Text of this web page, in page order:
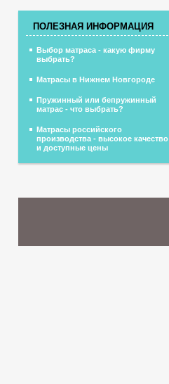
ПОЛЕЗНАЯ ИНФОРМАЦИЯ
Выбор матраса - какую фирму
выбрать?
Матрасы в Нижнем Новгороде
Пружинный или бепружинный
матрас - что выбрать?
Матрасы российского
производства - высокое качество
и доступные цены